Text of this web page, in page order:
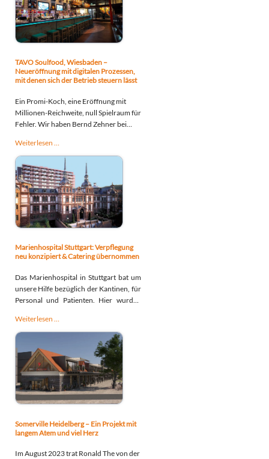
TAVO Soulfood, Wiesbaden –
Neueröffnung mit digitalen Prozessen,
mit denen sich der Betrieb steuern lässt
Ein Promi-Koch, eine Eröffnung mit
Millionen-Reichweite, null Spielraum für
Fehler. Wir haben Bernd Zehner bei
Beratung bis zum komplett digitalen,
steuerbaren Betrieb begleitet –
dokumentiert in „Mission Restaurant".
Weiterlesen …
Soulfood,
Wiesbaden
–
Neueröffnung
mit
digitalen
Prozessen,
denen
sich
Betrieb
steuern
lässt
Marienhospital Stuttgart: Verpflegung
neu konzipiert & Catering übernommen
Das Marienhospital in Stuttgart bat um
unsere Hilfe bezüglich der Kantinen, für
Personal und Patienten. Hier wurden
durchgeführt...
Weiterlesen …
Stuttgart:
neu
konzipiert
&
Catering
übernommen
Somerville Heidelberg – Ein Projekt mit
langem Atem und viel Herz
Im August 2023 trat Ronald The von der